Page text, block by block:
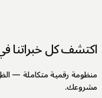
كل خبراتنا في
رقمية متكاملة —